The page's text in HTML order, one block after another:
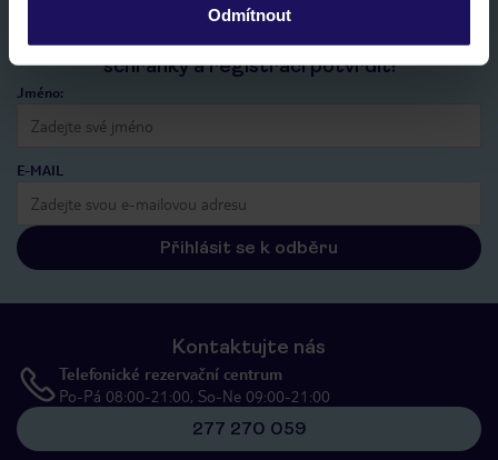
Odmítnout
schránky a registraci potvrdit!
Jméno:
E-MAIL
Přihlásit se k odběru
Kontaktujte nás
Telefonické rezervační centrum
Po-Pá 08:00-21:00, So-Ne 09:00-21:00
277 270 059